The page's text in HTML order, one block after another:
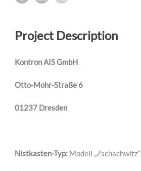
Project Description
Kontron AIS GmbH
Otto-Mohr-Straße 6
01237 Dresden
Nistkasten-Typ: Modell „Zschachwitz“